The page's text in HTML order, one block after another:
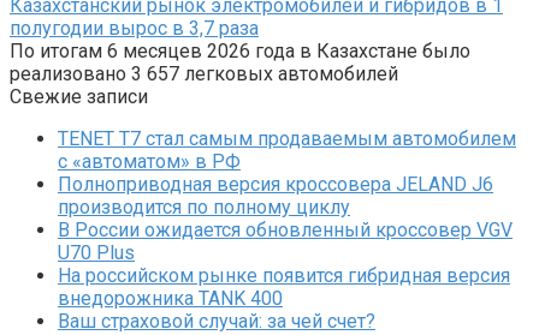
Казахстанский рынок электромобилей и гибридов в 1
полугодии вырос в 3,7 раза
По итогам 6 месяцев 2026 года в Казахстане было
реализовано 3 657 легковых автомобилей
Свежие записи
TENET T7 стал самым продаваемым автомобилем
с «автоматом» в РФ
Полноприводная версия кроссовера JELAND J6
производится по полному циклу
В России ожидается обновленный кроссовер VGV
U70 Plus
На российском рынке появится гибридная версия
внедорожника TANK 400
Ваш страховой случай: за чей счет?